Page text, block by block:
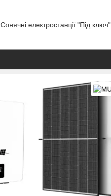
Сонячні електростанції "Під ключ"